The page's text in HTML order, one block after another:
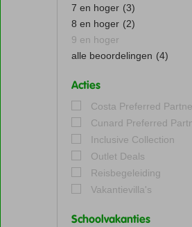
7 en hoger (3)
8 en hoger (2)
9 en hoger
alle beoordelingen (4)
Acties
Costa Preferred
Cunard Preferred
Inclusive Collection
Outlet Deals
Reisbegeleiding
Vakantievilla's
Schoolvakanties